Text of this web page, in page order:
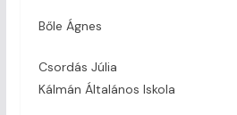
Bőle Ágnes
Csordás Júlia
Kálmán Általános Iskola